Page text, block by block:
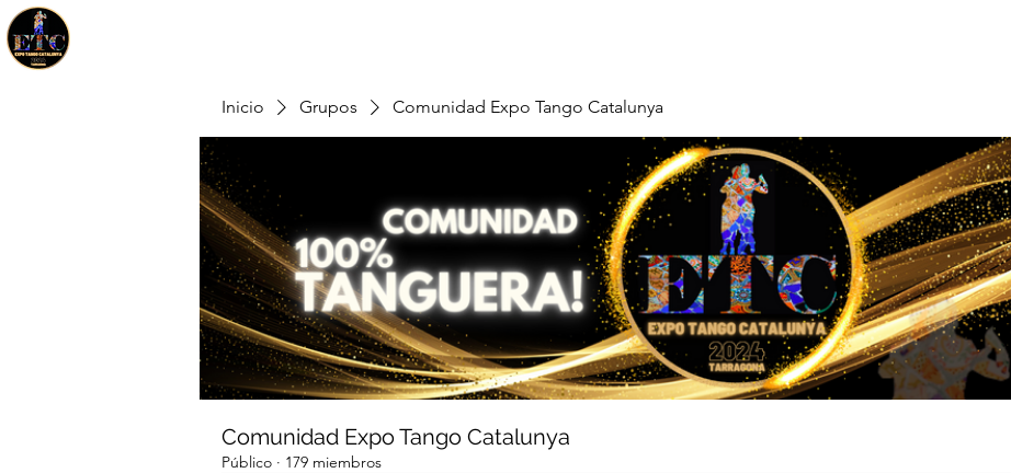
Inicio Grupos Comunidad Expo Tango Catalunya
Comunidad Expo Tango Catalunya
Público · 179 miembros